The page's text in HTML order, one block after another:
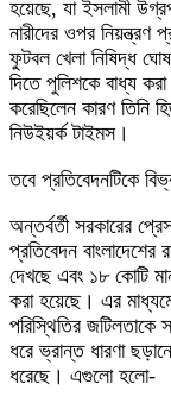
হয়েছে, যা ইসলামী
নারীদের ওপর নিয়ন্ত্রণ
ফুটবল খেলা নিষিদ্ধ
দিতে পুলিশকে বাধ্য করা
করেছিলেন কারণ তিনি
নিউইয়র্ক টাইমস।
তবে প্রতিবেদনটিকে
অন্তর্বর্তী সরকারের
প্রতিবেদন
দেখছে এবং ১৮ কোটি
করা হয়েছে। এর
পরিস্থিতির জটিলতাকে
ধরে ভ্রান্ত ধারণা
ধরেছে। এগুলো হলো-